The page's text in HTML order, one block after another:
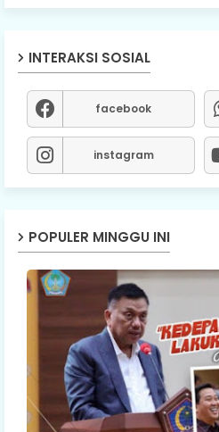
INTERAKSI SOSIAL
facebook
instagram
POPULER MINGGU INI